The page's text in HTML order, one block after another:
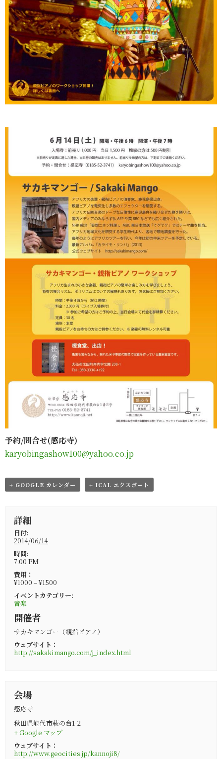
予約/問合せ(感応寺)
karyobingashow100@yahoo.co.jp
+ GOOGLE カレンダー + ICAL エクスポート
詳細
日付:
2014/06/14
時間:
7:00 PM
費用：
¥1000 – ¥1500
イベントカテゴリー:
音楽
開催者
サカキマンゴー（親指ピアノ）
ウェブサイト：
http://sakakimango.com/j_index.html
会場
感応寺
秋田県能代市萩の台1-2
+ Google マップ
ウェブサイト：
http://www.geocities.jp/kannoji8/